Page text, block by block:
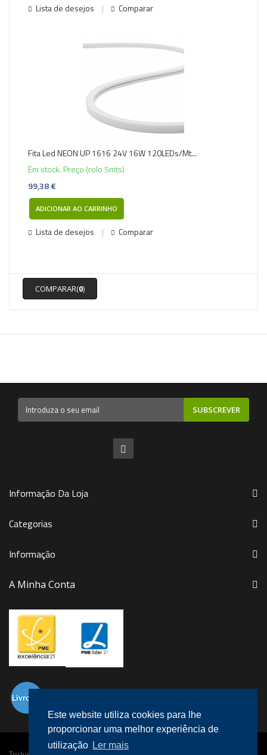
Este website utiliza cookies para lhe
proporcionar uma melhor experiência de
utilização Ler mais
Lista de desejos Comparar
Fita Led NEON UP 1616 24V 16W 120LEDs/Mt...
Em stock. Preço (rolo 5mts)
99,38 €
ADICIONAR AO CARRINHO
Lista de desejos Comparar
COMPARAR(0)
SUBSCREVER
Informação Da Loja
Categorias
Informação
A Minha Conta